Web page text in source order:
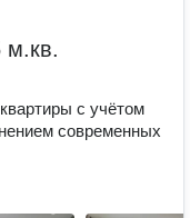
м.кв.
с учётом
современных